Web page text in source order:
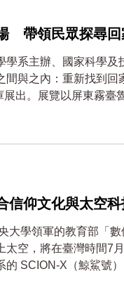
帶領民眾探尋
學系主辦、國家科學及
與之內：重新找到回
出。展覽以屏東霧臺
仰文化與太空科
大學領軍的教育部「
空，將在臺灣時間7
SCION-X（鯨鯊號